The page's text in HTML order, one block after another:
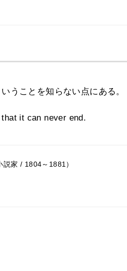
うことを知らない点にある。
it can never end.
家 / 1804～1881）